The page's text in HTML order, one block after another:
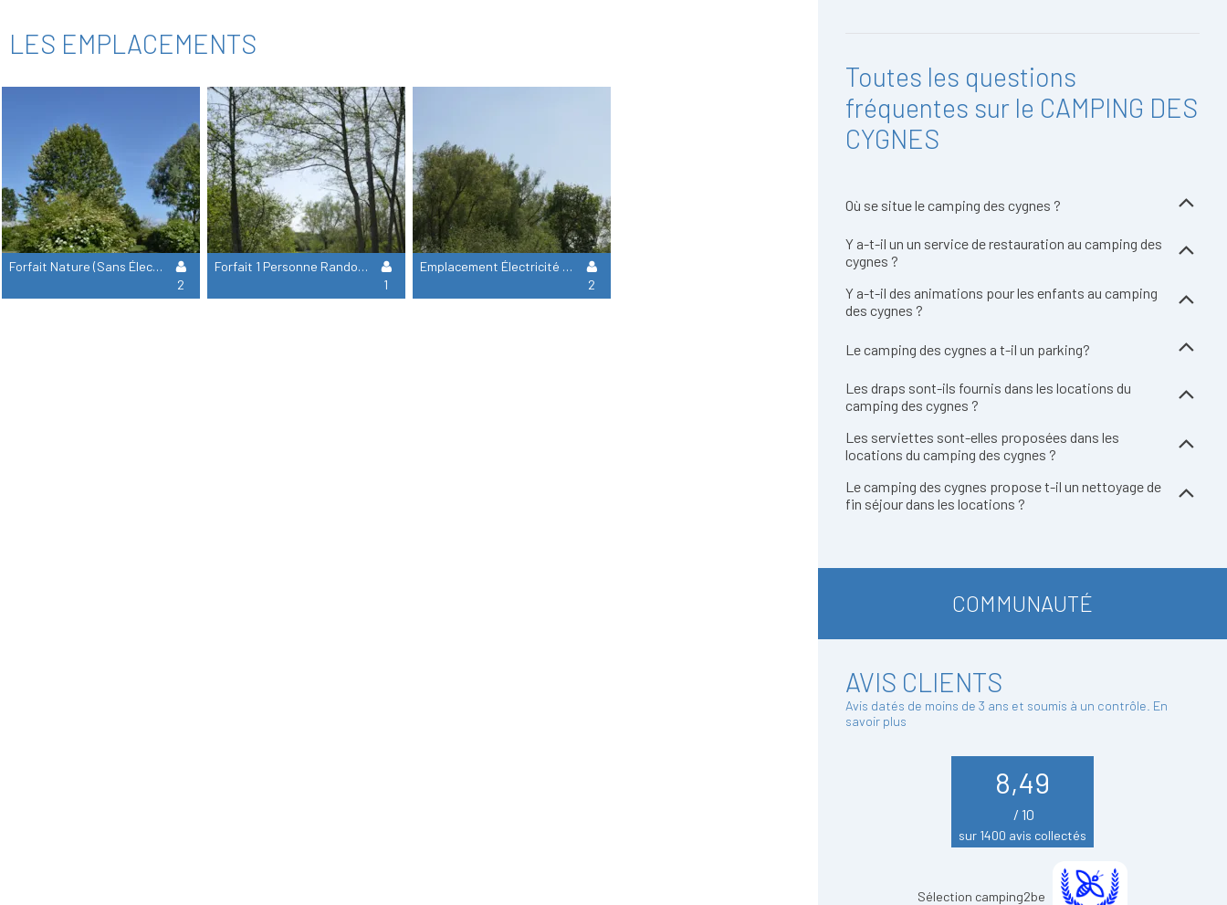
LES EMPLACEMENTS
Forfait Nature (Sans Élec) : 1 Emplacement + 1 Véhicule
2
Forfait 1 Personne Randonneur Ou Cycliste
1
Emplacement Électricité 10A + 1 Véhicule
2
Toutes les questions
fréquentes sur le CAMPING DES
CYGNES
Où se situe le camping des cygnes ?
Y a-t-il un un service de restauration au camping des
cygnes ?
Y a-t-il des animations pour les enfants au camping
des cygnes ?
Le camping des cygnes a t-il un parking?
Les draps sont-ils fournis dans les locations du
camping des cygnes ?
Les serviettes sont-elles proposées dans les
locations du camping des cygnes ?
Le camping des cygnes propose t-il un nettoyage de
fin séjour dans les locations ?
COMMUNAUTÉ
AVIS CLIENTS
Avis datés de moins de 3 ans et soumis à un contrôle. En
savoir plus
8,49
/ 10
sur 1400 avis collectés
Sélection camping2be